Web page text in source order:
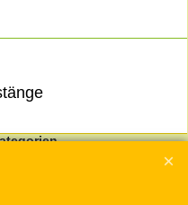
Rechteckzelte &